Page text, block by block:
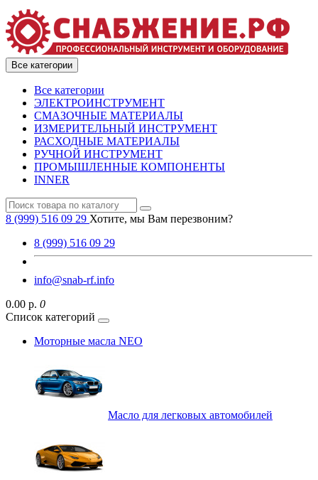
Все категории
Все категории
ЭЛЕКТРОИНСТРУМЕНТ
СМАЗОЧНЫЕ МАТЕРИАЛЫ
ИЗМЕРИТЕЛЬНЫЙ ИНСТРУМЕНТ
РАСХОДНЫЕ МАТЕРИАЛЫ
РУЧНОЙ ИНСТРУМЕНТ
ПРОМЫШЛЕННЫЕ КОМПОНЕНТЫ
INNER
8 (999) 516 09 29 Хотите, мы Вам перезвоним?
8 (999) 516 09 29
info@snab-rf.info
0.00 р. 0
Список категорий
Моторные масла NEO
Масло для легковых автомобилей